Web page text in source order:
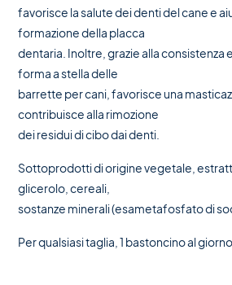
favorisce la salute dei denti del cane e
formazione della placca
dentaria. Inoltre, grazie alla consistenza
forma a stella delle
barrette per cani, favorisce una
contribuisce alla rimozione
dei residui di cibo dai denti.
Sottoprodotti di origine vegetale,
glicerolo, cereali,
sostanze minerali (esametafosfato di
Per qualsiasi taglia, 1 bastoncino al giorno